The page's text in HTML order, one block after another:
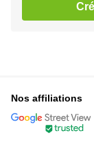
Nos affiliations